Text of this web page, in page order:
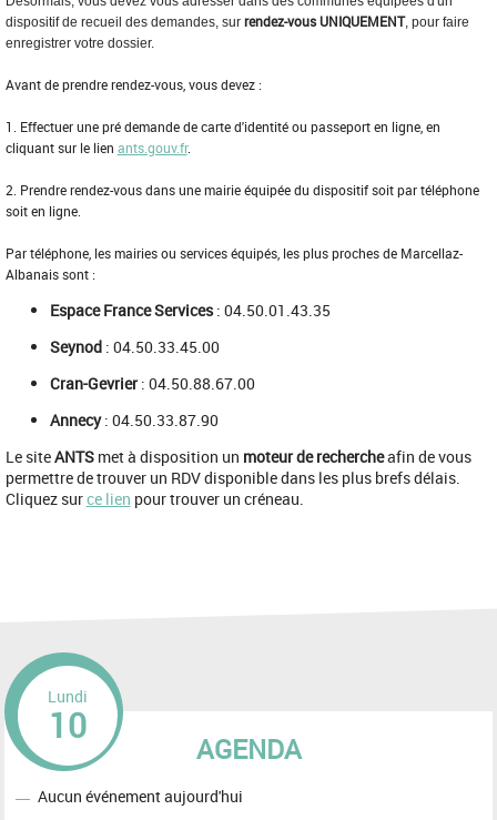
dispositif de recueil des demandes, sur rendez-vous UNIQUEMENT, pour faire
enregistrer votre dossier.
Avant de prendre rendez-vous, vous devez :
1. Effectuer une pré demande de carte d'identité ou passeport en ligne, en
cliquant sur le lien ants.gouv.fr.
2. Prendre rendez-vous dans une mairie équipée du dispositif soit par téléphone
soit en ligne.
Par téléphone, les mairies ou services équipés, les plus proches de Marcellaz-
Albanais sont :
Espace France Services: 04.50.01.43.35
Seynod: 04.50.33.45.00
Cran-Gevrier: 04.50.88.67.00
Annecy: 04.50.33.87.90
Le siteANTSmet à disposition un moteur de rechercheafin de vous
permettre de trouver un RDV disponible dans les plus brefs délais.
Cliquez surce lien pour trouver un créneau.
AGENDA
Lundi
10
Aucun événement aujourd'hui